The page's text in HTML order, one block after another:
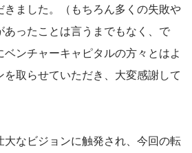
きました。（もちろん多くの失敗や
ったことは言うまでもなく、で
ンチャーキャピタルの方々とはよ
を取らせていただき、大変感謝して
大なビジョンに触発され、今回の転